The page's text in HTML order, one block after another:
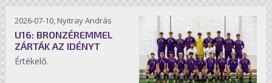
2026-07-10, Nyitray András
U16: BRONZÉREMMEL
ZÁRTÁK AZ IDÉNYT
Értékelő.